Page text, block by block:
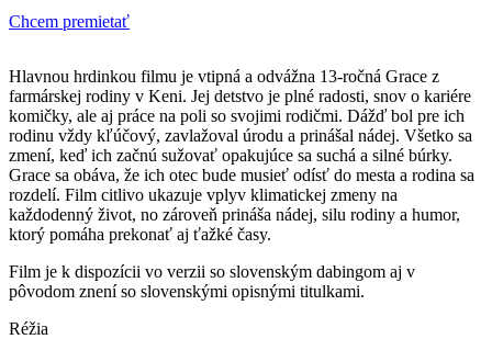
Chcem premietať
Hlavnou hrdinkou filmu je vtipná a odvážna 13-ročná Grace z
farmárskej rodiny v Keni. Jej detstvo je plné radosti, snov o kariére
komičky, ale aj práce na poli so svojimi rodičmi. Dážď bol pre ich
rodinu vždy kľúčový, zavlažoval úrodu a prinášal nádej. Všetko sa
zmení, keď ich začnú sužovať opakujúce sa suchá a silné búrky.
Grace sa obáva, že ich otec bude musieť odísť do mesta a rodina sa
rozdelí. Film citlivo ukazuje vplyv klimatickej zmeny na
každodenný život, no zároveň prináša nádej, silu rodiny a humor,
ktorý pomáha prekonať aj ťažké časy.
Film je k dispozícii vo verzii so slovenským dabingom aj v
pôvodom znení so slovenskými opisnými titulkami.
Réžia